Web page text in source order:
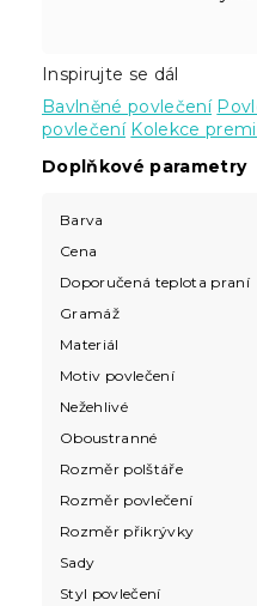
Inspirujte se dál
Bavlněné povlečení
povlečení Kolekce
Doplňkové parametry
Barva
Cena
Doporučená teplota praní
Gramáž
Materiál
Motiv povlečení
Nežehlivé
Oboustranné
Rozměr polštáře
Rozměr povlečení
Rozměr přikrývky
Sady
Styl povlečení